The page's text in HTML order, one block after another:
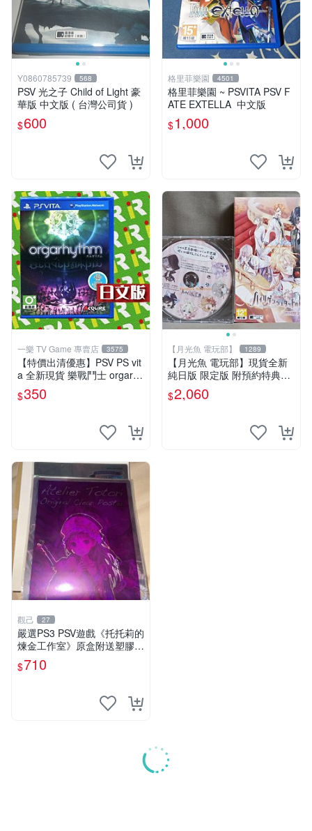
Y0860785739 568
PSV 光之子 Child of Light 豪
華版 中文版 ( 台灣公司貨 )
$600
格里菲樂園 4501
格里菲樂園 ~ PSVITA PSV F
ATE EXTELLA 中文版
$1,000
一樂 TV Game 專賣店 3575
【特價出清優惠】PSV PS vit
a 全新現貨 樂戰鬥士 orgarhy
thm 亞日版 日文版【一樂電
玩】
$350
【月光魚 電玩部】 1289
【月光魚 電玩部】現貨全新
純日版 限定版 附預約特典CD
PSV 海利肯施塔特之歌 限定
版 純日版
$2,060
觀己 27
嚴選PS3 PSV遊戲《托托莉的
煉金工作室》原盒附送塑膠海
報，未開封收藏版 托托莉 爐
石 工作室
$710